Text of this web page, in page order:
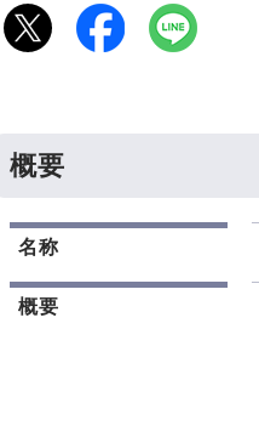
概要
名称
概要